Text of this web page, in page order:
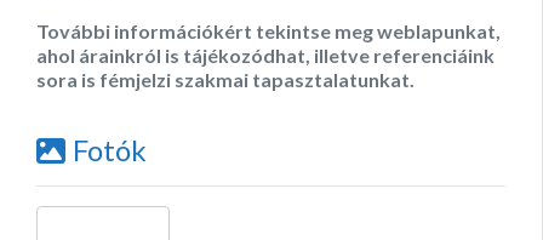
További információkért tekintse meg weblapunkat,
ahol árainkról is tájékozódhat, illetve referenciáink
sora is fémjelzi szakmai tapasztalatunkat.
Fotók